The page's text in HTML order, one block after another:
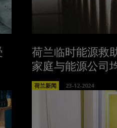
荷兰临时能源救
家庭与能源公司
荷兰新闻 23-12-2024